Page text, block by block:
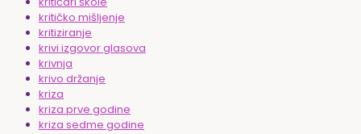
kritičko mišljenje
kritiziranje
krivi izgovor glasova
krivnja
krivo držanje
kriza
kriza prve godine
kriza sedme godine